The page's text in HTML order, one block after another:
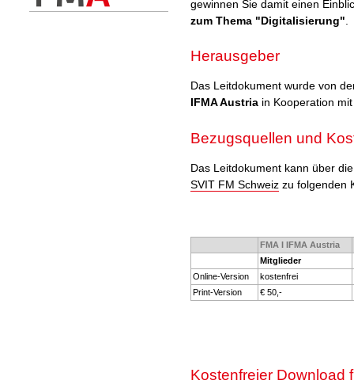
gewinnen Sie damit einen
zum Thema "Digitalisierung"
Herausgeber
Das Leitdokument wurde von
IFMA Austria in Kooperation
Bezugsquellen und
Das Leitdokument kann über
SVIT FM Schweiz zu folgenden
FMA I IFMA Austria
Mitglieder
Online-Version
kostenfrei
Print-Version
€ 50,-
Kostenfreier Download